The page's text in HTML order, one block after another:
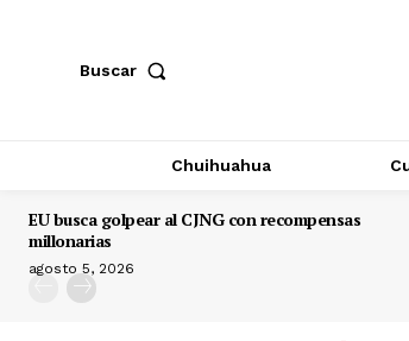
Buscar
Chuihuahua
EU busca golpear al CJNG con recompensas
millonarias
agosto 5, 2026